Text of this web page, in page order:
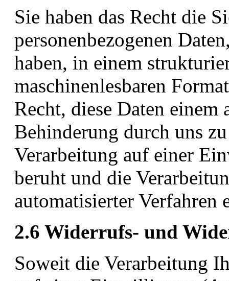
Sie haben das Recht die
personenbezogenen
haben, in einem
maschinenlesbaren
Recht, diese Daten
Behinderung durch uns
Verarbeitung auf einer
beruht und die
automatisierter Verfahren
2.6 Widerrufs- und
Soweit die Verarbeitung